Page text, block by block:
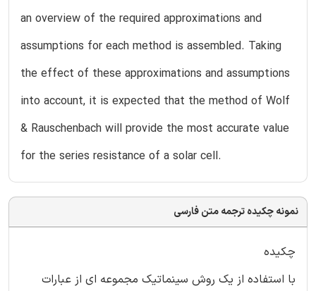
an overview of the required approximations and
assumptions for each method is assembled. Taking
the effect of these approximations and assumptions
into account, it is expected that the method of Wolf
& Rauschenbach will provide the most accurate value
for the series resistance of a solar cell.
نمونه چکیده ترجمه متن فارسی
چکیده
با استفاده از یک روش سینماتیک مجموعه ای از عبارات